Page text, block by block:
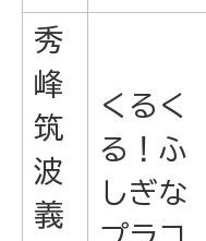
秀
峰
筑
波
義
くるく
る！ふ
しぎな